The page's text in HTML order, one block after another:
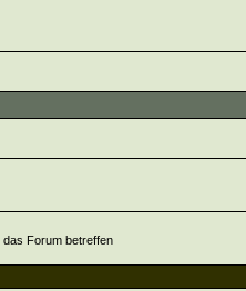
Forum betreffen